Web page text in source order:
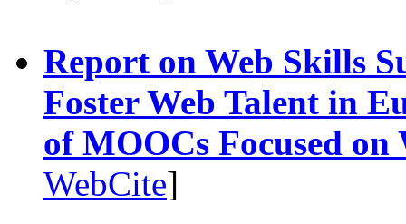
Report on Web Skills
Foster Web Talent in
of MOOCs Focused on
WebCite]